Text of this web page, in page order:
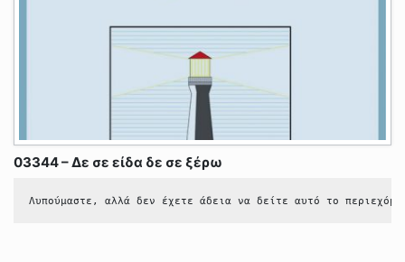
03344 – Δε σε είδα δε σε ξέρω
Λυπούμαστε, αλλά δεν έχετε άδεια να δείτε αυτό το